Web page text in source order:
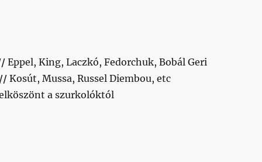
Eppel, King, Laczkó, Fedorchuk, Bobál Geri
Kosút, Mussa, Russel Diembou, etc
a szurkolóktól